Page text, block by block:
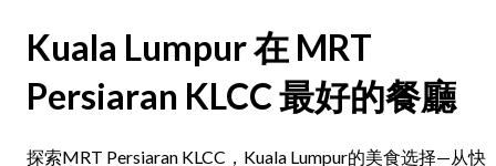
Kuala Lumpur 在 MRT
Persiaran KLCC 最好的餐廳
探索MRT Persiaran KLCC，Kuala Lumpur的美食选择—从快